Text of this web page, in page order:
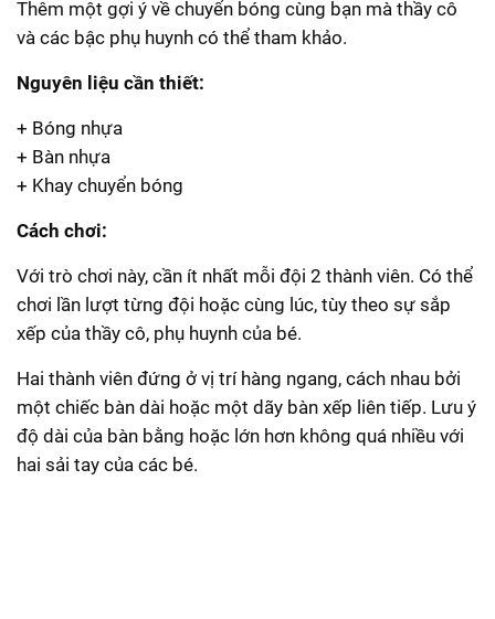
Thêm một gợi ý về chuyển bóng cùng bạn mà thầy cô
và các bậc phụ huynh có thể tham khảo.
Nguyên liệu cần thiết:
+ Bóng nhựa
+ Bàn nhựa
+ Khay chuyển bóng
Cách chơi:
Với trò chơi này, cần ít nhất mỗi đội 2 thành viên. Có thể
chơi lần lượt từng đội hoặc cùng lúc, tùy theo sự sắp
xếp của thầy cô, phụ huynh của bé.
Hai thành viên đứng ở vị trí hàng ngang, cách nhau bởi
một chiếc bàn dài hoặc một dãy bàn xếp liên tiếp. Lưu ý
độ dài của bàn bằng hoặc lớn hơn không quá nhiều với
hai sải tay của các bé.